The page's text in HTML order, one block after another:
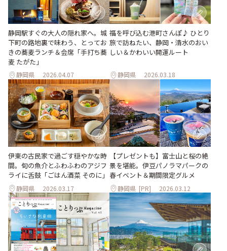
静岡駅すぐの大人の隠れ家へ。城
下町の路地裏で味わう、とってお
きの蕎麦ランチ＆会席「手打ち蕎
麦 たがた」
静岡県 2026.04.07
福を呼び込む港町さんぽ♪ ひとり
旅で訪ねたい、静岡・清水のおい
しい＆かわいい開運ルート
静岡県 2026.03.18
伊東の古民家で過ごす穏やかな時
間。旬の魚介とふわふわのアジフ
ライに舌鼓「ごはん酒菜 そのに」
静岡県 2026.03.17
【プレゼントも】富士山と桜の絶
景を堪能。伊豆パノラマパークの
春イベント＆期間限定グルメ
静岡県 [PR] 2026.03.12